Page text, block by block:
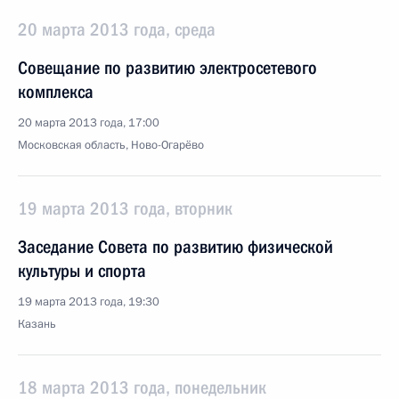
20 марта 2013 года, среда
Совещание по развитию электросетевого
комплекса
20 марта 2013 года, 17:00
Московская область, Ново-Огарёво
19 марта 2013 года, вторник
Заседание Совета по развитию физической
культуры и спорта
19 марта 2013 года, 19:30
Казань
18 марта 2013 года, понедельник